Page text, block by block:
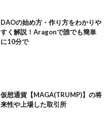
DAOの始め方・作り方をわかりや
すく解説！Aragonで誰でも簡単
に10分で
仮想通貨【MAGA(TRUMP)】の将
来性や上場した取引所